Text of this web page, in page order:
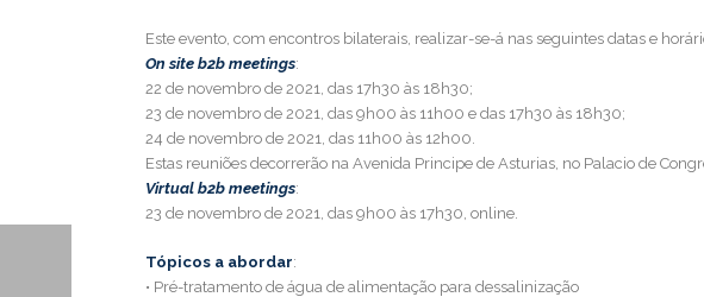
Este evento, com encontros bilaterais, realizar-se-á nas seguintes datas e
On site b2b meetings:
22 de novembro de 2021, das 17h30 às 18h30;
23 de novembro de 2021, das 9h00 às 11h00 e das 17h30 às 18h30;
24 de novembro de 2021, das 11h00 às 12h00.
Estas reuniões decorrerão na Avenida Principe de Asturias, no Palacio de
Virtual b2b meetings:
23 de novembro de 2021, das 9h00 às 17h30, online.
Tópicos a abordar:
• Pré-tratamento de água de alimentação para dessalinização